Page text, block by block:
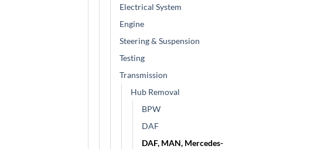
Electrical System
Engine
Steering & Suspension
Testing
Transmission
Hub Removal
BPW
DAF
DAF, MAN, Mercedes-